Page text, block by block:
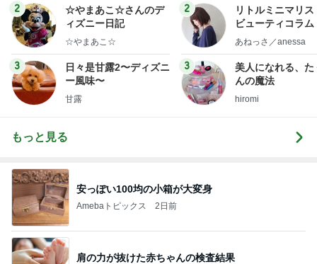
ログ
2
☆やまあこ☆さんのデ
ィズニー日記
☆やまあこ☆
3
日々是甘露2〜ディズニ
ー風味〜
甘露
2
リトルミニマリス
ビューティコラ
little
あねっさ／anessa
3
美人になれる、た
んの魔法
hiromi
もっと見る
安っぽい100均の小箱が大変身
Amebaトピックス 2日前
肩の力が抜けた赤ちゃんの検査結果